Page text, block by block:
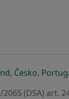
pestaña
nueva
se abre en una
, Českose abre
,
(DSA) art.